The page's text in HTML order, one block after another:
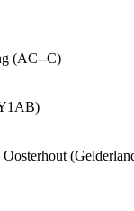
(AC--C)
Oosterhout